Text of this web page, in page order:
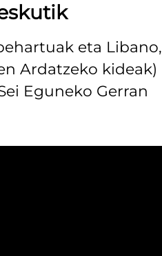
eta Libano,
Ardatzeko kideak)
Eguneko Gerran